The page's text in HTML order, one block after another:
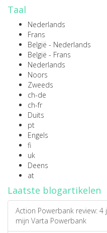
Taal
Nederlands
Frans
België - Nederlands
België - Frans
Nederlands
Noors
Zweeds
ch-de
ch-fr
Duits
pt
Engels
fi
uk
Deens
at
Laatste blogartikelen
Action Powerbank review: 4
mijn Varta Powerbank